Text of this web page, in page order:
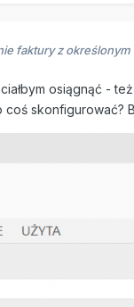
faktury z
osiągnąć -
skonfigurować?